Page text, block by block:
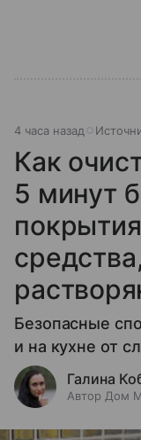
4 часа назад
Как
5 минут
Безопасные
и на кухне от
Галина
Автор Дом